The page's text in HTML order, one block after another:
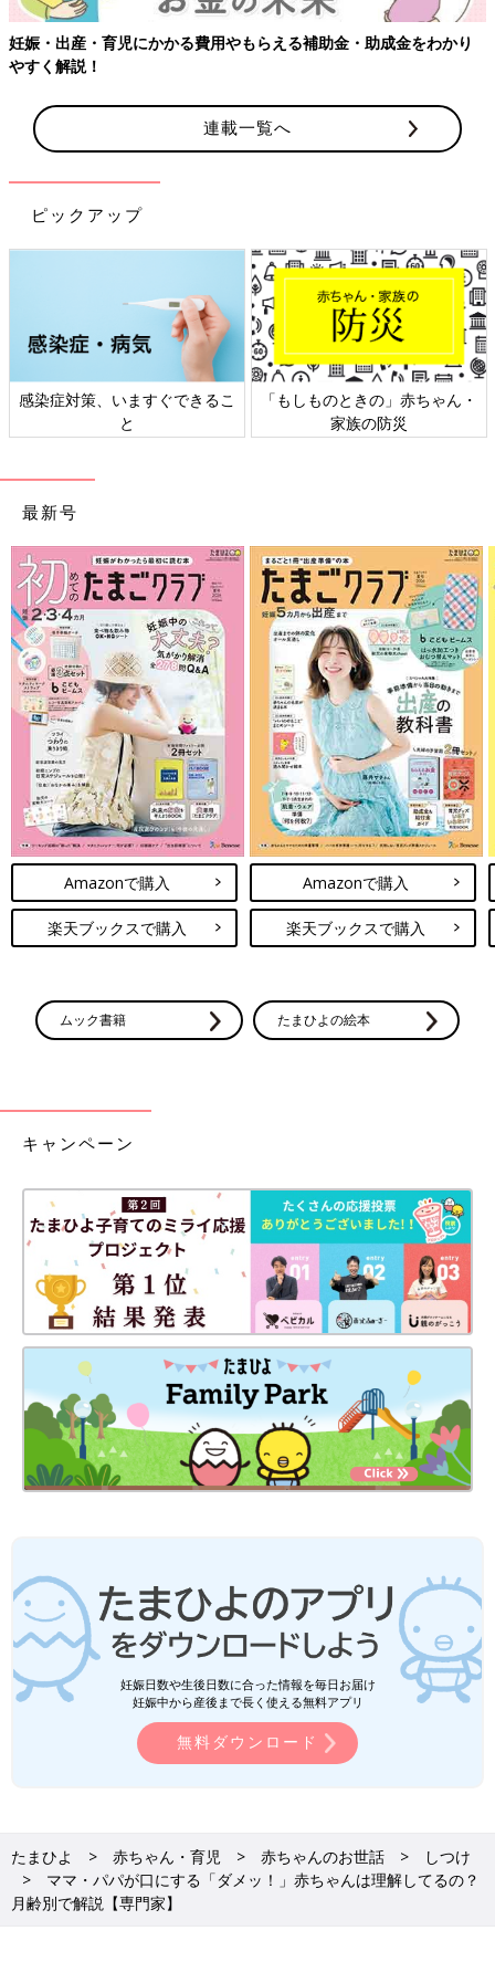
をわかり
連載一覧へ
ピックアップ
きの」赤ちゃん・
日本外来小児科学会リーフレッ
六星占術 細
最新号
Amazonで購入
楽天ブックスで購入
Amazonで購入
楽天ブックスで購入
ムック書籍 たまひよの絵本
キャンペーン
妊娠日数や生後日数に合った情報を毎日お届け
妊娠中から産後まで長く使える無料アプリ
無料ダウンロード
たまひよ 赤ちゃん・育児 赤ちゃんのお世話
しつけ
ママ・パパが口にする「ダメッ！」赤ちゃんは理解してるの？
月齢別で解説【専門家】